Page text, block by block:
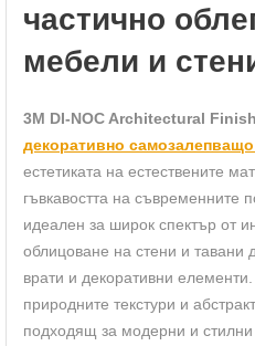
частично
мебели и
3M DI-NOC Architectural
декоративно
естетиката на естествените
гъвкавостта на съвременните
идеален за широк спектър от
облицоване на стени и тавани
врати и декоративни
природните текстури и
подходящ за модерни и стилни